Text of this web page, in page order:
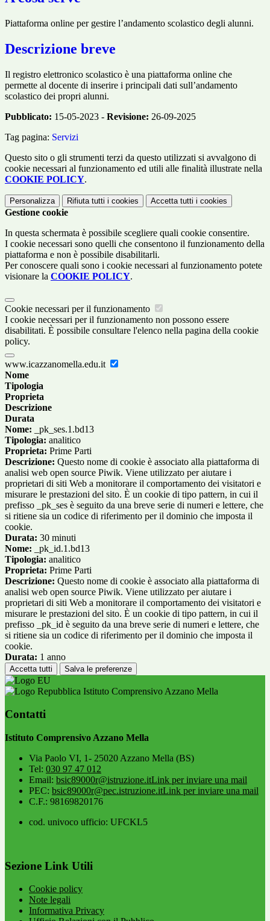
Piattaforma online per gestire l’andamento scolastico degli alunni.
Descrizione breve
Il registro elettronico scolastico è una piattaforma online che
permette al docente di inserire i principali dati sull’andamento
scolastico dei propri alunni.
Pubblicato: 15-05-2023 - Revisione: 26-09-2025
Tag pagina: Servizi
Questo sito o gli strumenti terzi da questo utilizzati si avvalgono di
cookie necessari al funzionamento ed utili alle finalità illustrate nella
COOKIE POLICY.
Personalizza Rifiuta tutti i cookies Accetta tutti i cookies
Gestione cookie
In questa schermata è possibile scegliere quali cookie consentire.
I cookie necessari sono quelli che consentono il funzionamento della
piattaforma e non è possibile disabilitarli.
Per conoscere quali sono i cookie necessari al funzionamento potete
visionare la COOKIE POLICY.
Cookie necessari per il funzionamento
I cookie necessari per il funzionamento non possono essere
disabilitati. È possibile consultare l'elenco nella pagina della cookie
policy.
www.icazzanomella.edu.it
Nome
Tipologia
Proprieta
Descrizione
Durata
Nome: _pk_ses.1.bd13
Tipologia: analitico
Proprieta: Prime Parti
Descrizione: Questo nome di cookie è associato alla piattaforma di
analisi web open source Piwik. Viene utilizzato per aiutare i
proprietari di siti Web a monitorare il comportamento dei visitatori e
misurare le prestazioni del sito. È un cookie di tipo pattern, in cui il
prefisso _pk_ses è seguito da una breve serie di numeri e lettere, che
si ritiene sia un codice di riferimento per il dominio che imposta il
cookie.
Durata: 30 minuti
Nome: _pk_id.1.bd13
Tipologia: analitico
Proprieta: Prime Parti
Descrizione: Questo nome di cookie è associato alla piattaforma di
analisi web open source Piwik. Viene utilizzato per aiutare i
proprietari di siti Web a monitorare il comportamento dei visitatori e
misurare le prestazioni del sito. È un cookie di tipo pattern, in cui il
prefisso _pk_id è seguito da una breve serie di numeri e lettere, che
si ritiene sia un codice di riferimento per il dominio che imposta il
cookie.
Durata: 1 anno
Accetta tutti Salva le preferenze
Istituto Comprensivo Azzano Mella
Contatti
Istituto Comprensivo Azzano Mella
Via Paolo VI, 1- 25020 Azzano Mella (BS)
Tel: 030 97 47 012
Email: bsic89000r@istruzione.itLink per inviare una mail
PEC: bsic89000r@pec.istruzione.itLink per inviare una mail
C.F.: 98169820176
cod. univoco ufficio: UFCKL5
Sezione Link Utili
Cookie policy
Note legali
Informativa Privacy